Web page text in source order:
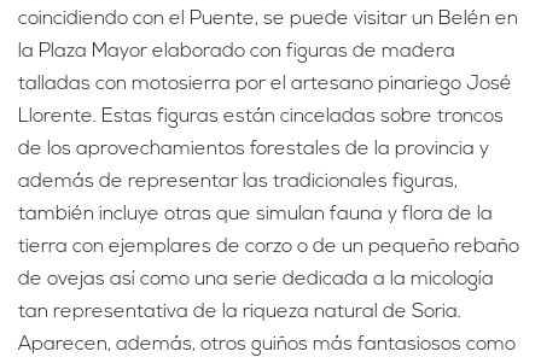
coincidiendo con el Puente, se puede visitar un Belén en
la Plaza Mayor elaborado con figuras de madera
talladas con motosierra por el artesano pinariego José
Llorente. Estas figuras están cinceladas sobre troncos
de los aprovechamientos forestales de la provincia y
además de representar las tradicionales figuras,
también incluye otras que simulan fauna y flora de la
tierra con ejemplares de corzo o de un pequeño rebaño
de ovejas así como una serie dedicada a la micología
tan representativa de la riqueza natural de Soria.
Aparecen, además, otros guiños más fantasiosos como